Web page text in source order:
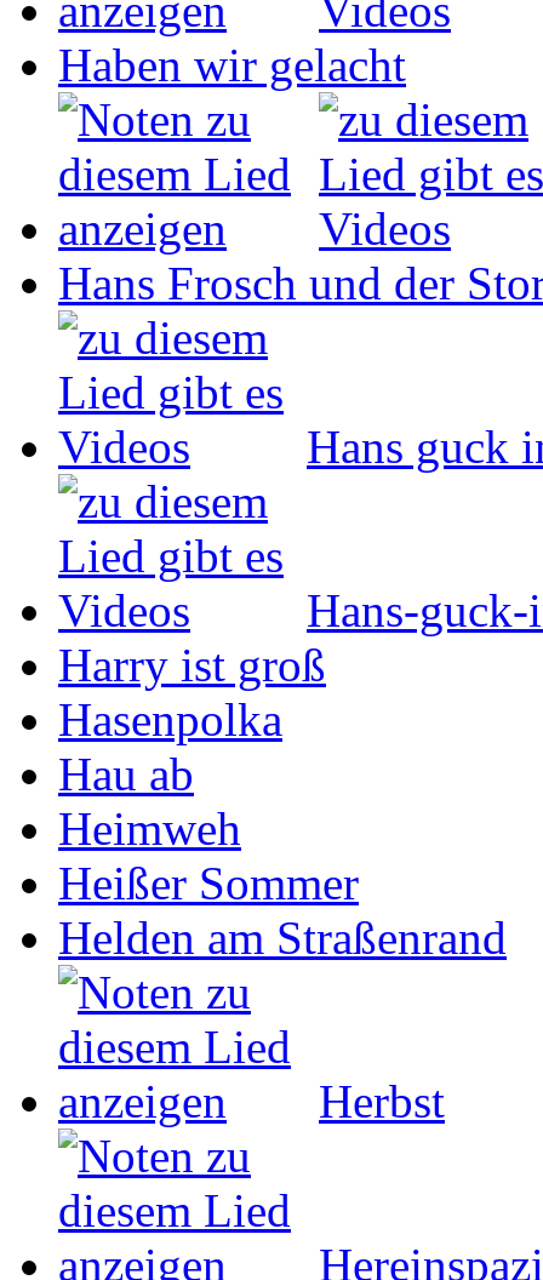
Haben wir gelacht
Hans Frosch und der
Hans guck
Hans-
Harry ist groß
Hasenpolka
Hau ab
Heimweh
Heißer Sommer
Helden am Straßenrand
Herbst